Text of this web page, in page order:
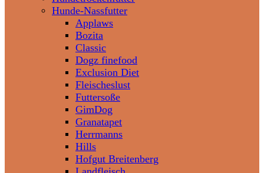
Hunde-Nassfutter
Applaws
Bozita
Classic
Dogz finefood
Exclusion Diet
Fleischeslust
Futtersoße
GimDog
Granatapet
Herrmanns
Hills
Hofgut Breitenberg